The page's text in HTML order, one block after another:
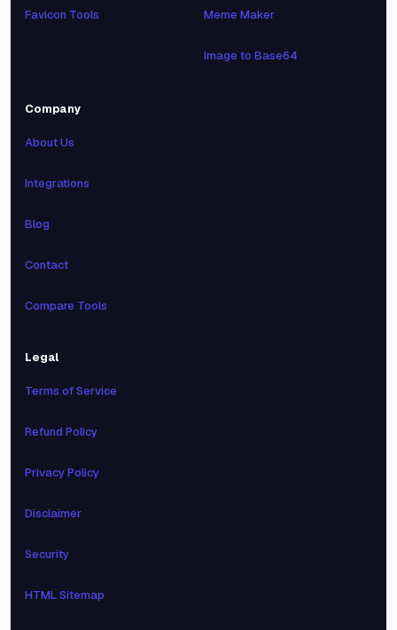
Favicon Tools Meme Maker
Image to Base64
Company
About Us
Integrations
Blog
Contact
Compare Tools
Legal
Terms of Service
Refund Policy
Privacy Policy
Disclaimer
Security
HTML Sitemap